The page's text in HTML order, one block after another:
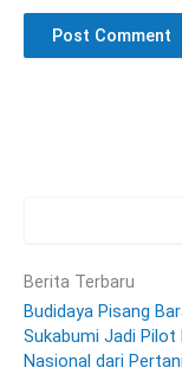
Berita Terbaru
Budidaya Pisang
Sukabumi Jadi Pilot
Nasional dari